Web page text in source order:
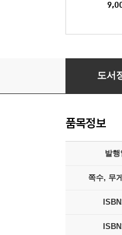
수학 종이접
도서
품목정보
발행
쪽수, 무